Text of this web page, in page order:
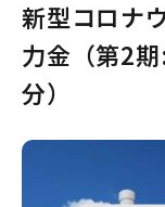
新型コロナ
力金（第2
分）